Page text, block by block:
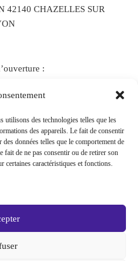
utilisons des technologies telles que les
des appareils. Le fait de consentir
données telles que le comportement de
de ne pas consentir ou de retirer son
certaines caractéristiques et fonctions.
42140 CHAZELLES SUR
:
– 17h
nous